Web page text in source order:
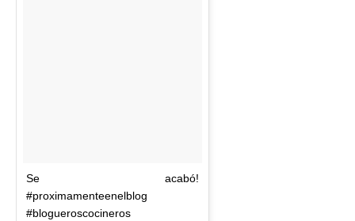
Se acabó!
#proximamenteenelblog
#blogueroscocineros